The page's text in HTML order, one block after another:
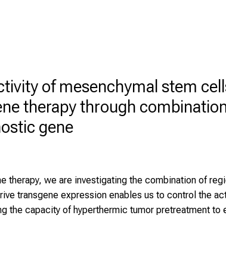
of mesenchymal stem
therapy through
gene
we are investigating the combination of
transgene expression enables us to control the
the capacity of hyperthermic tumor pretreatment to